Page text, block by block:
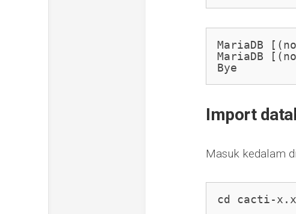
MariaDB
MariaDB
Bye
Import
Masuk kedalam
cd cacti-